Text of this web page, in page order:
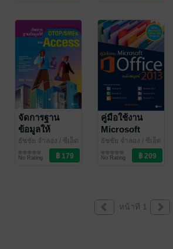
จัดการฐาน
ข้อมูลให้
OTOP/SMES
ด้วย ACCESS
ธัชชัย จำลอง / ซีเอ็ด
คอมพิวเตอร์
No Rating
คู่มือใช้งาน
Microsoft
Office 2013
ฉบับสมบูรณ์
ธัชชัย จำลอง / ซีเอ็ด
คอมพิวเตอร์
No Rating
หน้าที่ 1